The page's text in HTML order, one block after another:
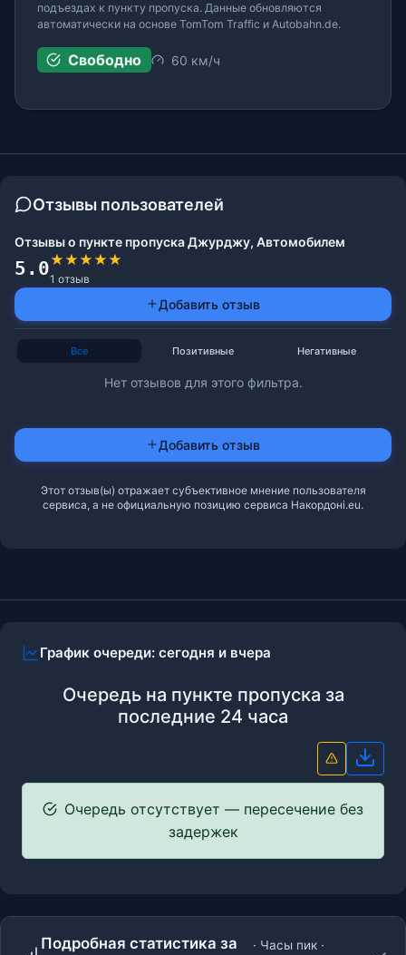
подъездах к пункту пропуска. Данные обновляются
автоматически на основе TomTom Traffic и Autobahn.de.
Свободно 60 км/ч
График очереди: сегодня и вчера
Очередь на пункте пропуска за
последние 24 часа
Очередь отсутствует — пересечение без
задержек
Подробная статистика за
· Часы пик ·
Отзывы пользователей
Отзывы о пункте пропуска Джурджу, Автомобилем
5.0★★★★★
1 отзыв
Добавить отзыв
Все Позитивные Негативные
Нет отзывов для этого фильтра.
Добавить отзыв
Этот отзыв(ы) отражает субъективное мнение пользователя
сервиса, а не официальную позицию сервиса Накордоні.eu.